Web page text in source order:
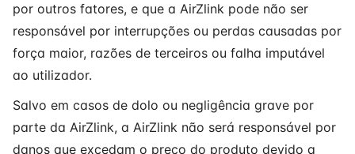
por outros fatores, e que a AirZlink pode não ser
responsável por interrupções ou perdas causadas por
força maior, razões de terceiros ou falha imputável
ao utilizador.
Salvo em casos de dolo ou negligência grave por
parte da AirZlink, a AirZlink não será responsável por
danos que excedam o preço do produto devido a